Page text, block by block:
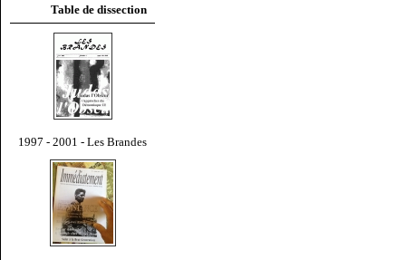
Table de dissection
1997 - 2001 - Les Brandes